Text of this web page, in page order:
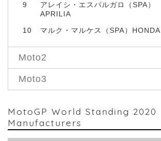
9
アレイシ・エスパルガロ（SPA）
APRILIA
10 マルク・マルケス（SPA）HONDA
Moto2
Moto3
MotoGP World Standing 2020
Manufacturers